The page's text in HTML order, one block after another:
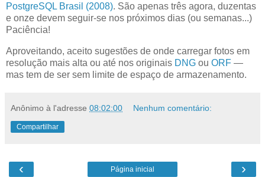
PostgreSQL Brasil (2008). São apenas três agora, duzentas
e onze devem seguir-se nos próximos dias (ou semanas...)
Paciência!
Aproveitando, aceito sugestões de onde carregar fotos em
resolução mais alta ou até nos originais DNG ou ORF —
mas tem de ser sem limite de espaço de armazenamento.
Anônimo à l'adresse 08:02:00 Nenhum comentário:
Compartilhar
‹ ›
Página inicial